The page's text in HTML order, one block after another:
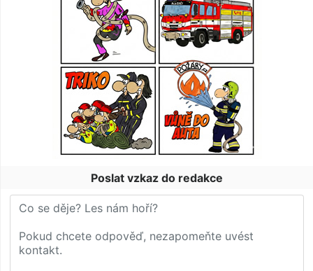
Poslat vzkaz do redakce